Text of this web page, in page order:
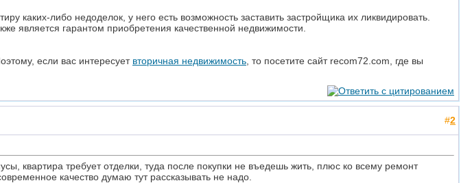
каких-либо недоделок, у него есть возможность заставить застройщика их ликвидировать.
является гарантом приобретения качественной недвижимости.
если вас интересует вторичная недвижимость , то посетите сайт recom72.com, где вы
#2
квартира требует отделки, туда после покупки не въедешь жить, плюс ко всему ремонт
качество думаю тут рассказывать не надо.